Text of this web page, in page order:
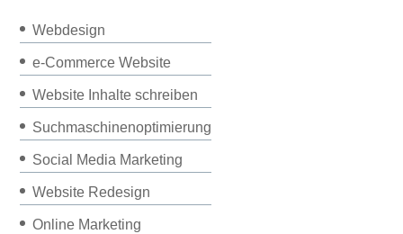
Webdesign
e-Commerce Website
Website Inhalte schreiben
Suchmaschinenoptimierung
Social Media Marketing
Website Redesign
Online Marketing